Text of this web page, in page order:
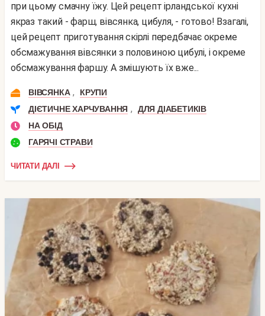
при цьому смачну їжу. Цей рецепт ірландської кухні
якраз такий - фарш, вівсянка, цибуля, - готово! Взагалі,
цей рецепт приготування скірлі передбачає окреме
обсмажування вівсянки з половиною цибулі, і окреме
обсмажування фаршу. А змішують їх вже...
ВІВСЯНКА ,
КРУПИ
ДІЄТИЧНЕ ХАРЧУВАННЯ ,
ДЛЯ ДІАБЕТИКІВ
НА ОБІД
ГАРЯЧІ СТРАВИ
ЧИТАТИ ДАЛІ